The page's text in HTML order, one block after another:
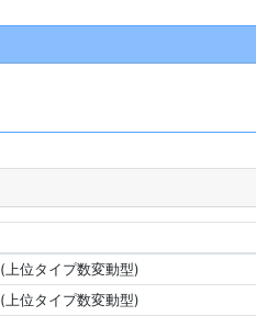
(上位タイプ数変動型)
(上位タイプ数変動型)